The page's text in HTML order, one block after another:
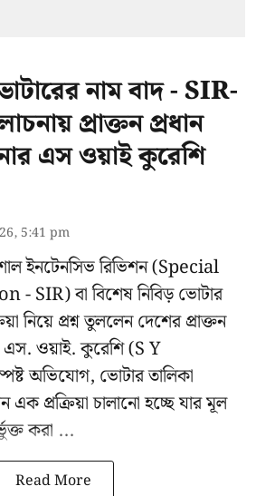
নাম বাদ - SIR-
প্রাক্তন প্রধান
এস ওয়াই কুরেশি
5:41 pm
ইনটেনসিভ রিভিশন (Special
SIR) বা বিশেষ নিবিড় ভোটার
নিয়ে প্রশ্ন তুললেন দেশের প্রাক্তন
এস. ওয়াই. কুরেশি(S Y
অভিযোগ, ভোটার তালিকা
প্রক্রিয়া চালানো হচ্ছে যার মূল
করা ...
Read More